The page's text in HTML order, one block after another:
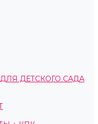
ДЕТСКОГО САДА